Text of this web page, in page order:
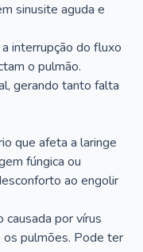
sinusite aguda e
interrupção do fluxo
o pulmão.
gerando tanto falta
que afeta a laringe
fúngica ou
ao engolir
causada por vírus
pulmões. Pode ter